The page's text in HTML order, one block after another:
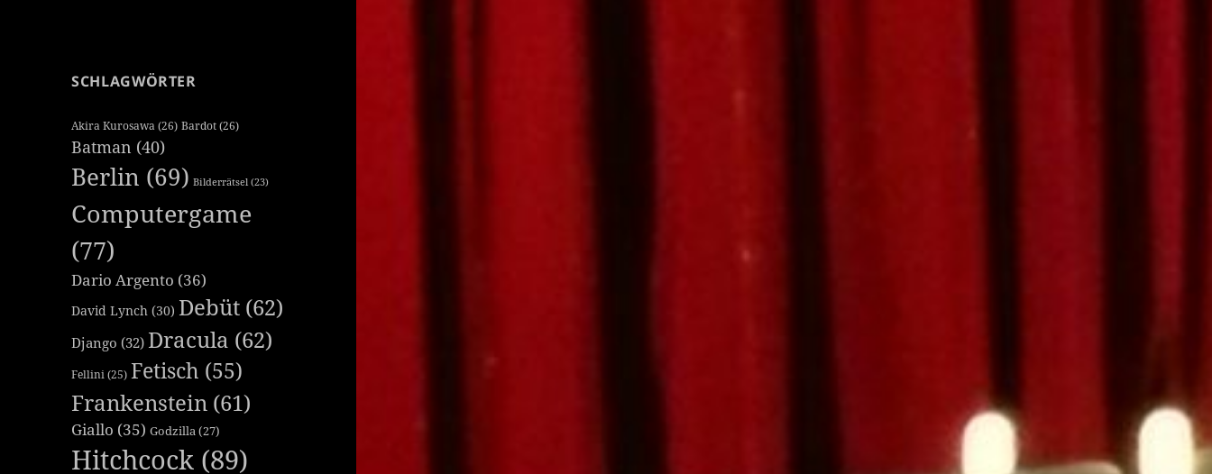
SCHLAGWÖRTER
Akira Kurosawa (26) Bardot(26)
Batman (40)
Berlin (69) Bilderrätsel (23)
Computergame
(77)
Dario Argento (36)
David Lynch (30) Debüt (62)
Django (32) Dracula (62)
Fellini (25) Fetisch (55)
Frankenstein (61)
Giallo (35) Godzilla(27)
Hitchcock (89)